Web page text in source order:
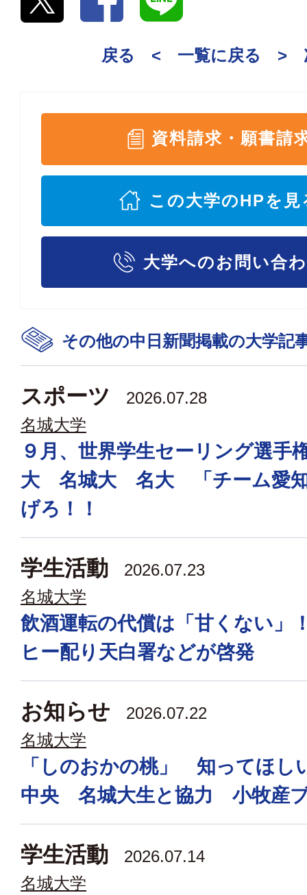
戻る < 一覧に戻る >
資料請求・願書請
この大学のHPを見
大学へのお問い合
その他の中日新聞掲載の大学記
スポーツ
2026.07.28
名城大学
９月、世界学生セーリング選
大 名城大 名大 「チーム愛
げろ！！
学生活動
2026.07.23
名城大学
飲酒運転の代償は「甘くない
ヒー配り天白署などが啓発
お知らせ
2026.07.22
名城大学
「しのおかの桃」 知ってほ
中央 名城大生と協力 小牧産
学生活動
2026.07.14
名城大学